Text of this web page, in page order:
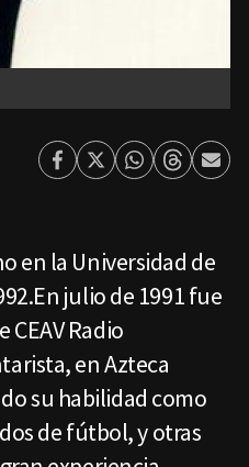
Facebook
TwitterWhatsapp
ThreadsEnviar
en la Universidad de
julio de 1991 fue
Radio
en Azteca
su habilidad como
de fútbol, y otras